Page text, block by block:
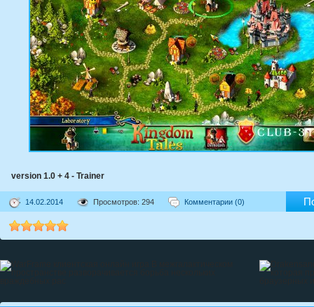
version 1.0 + 4 - Trainer
14.02.2014 Просмотров: 294 Комментарии (0)